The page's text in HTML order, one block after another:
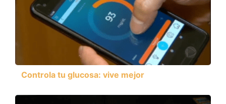
Controla tu glucosa: vive mejor